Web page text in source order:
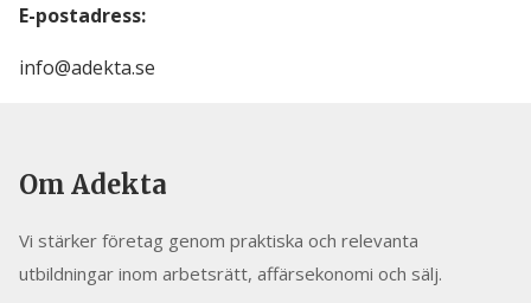
E-postadress:
info@adekta.se
Om Adekta
Vi stärker företag genom praktiska och relevanta
utbildningar inom arbetsrätt, affärsekonomi och sälj.